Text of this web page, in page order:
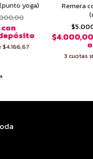
yoga)
con
$4.166,67
Remera
3 cuotas